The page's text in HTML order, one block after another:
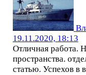
19.11.2020, 18:13
Отличная работа.
пространства.
статью. Успехов в